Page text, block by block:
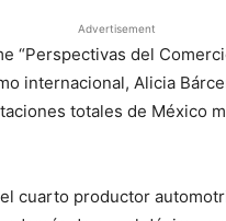
Advertisement
“Perspectivas del
internacional, Alicia
totales de México
cuarto productor